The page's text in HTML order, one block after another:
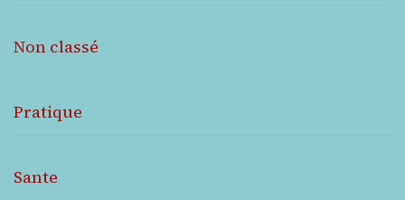
Non classé
Pratique
Sante